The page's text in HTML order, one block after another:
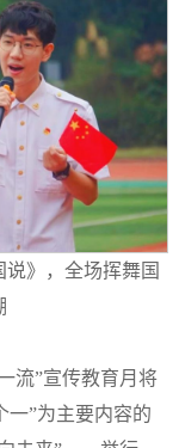
》，全场挥舞国
流”宣传教育月将
一”为主要内容的